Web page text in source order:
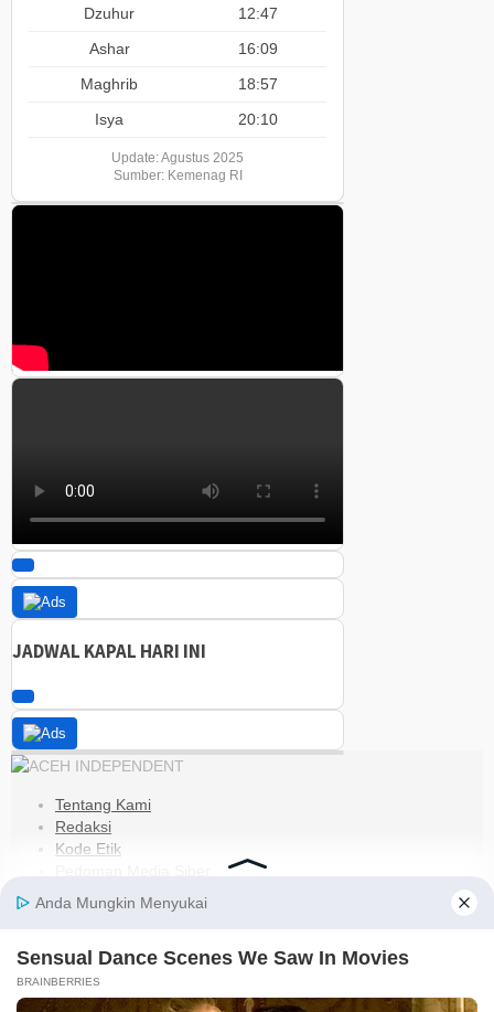
Dzuhur
12:47
Ashar
16:09
Maghrib
18:57
Isya
20:10
Update: Agustus 2025
Sumber: Kemenag RI
JADWAL KAPAL HARI INI
Tentang Kami
Redaksi
Kode Etik
Kebijakan Privasi
Jaringan Social
Facebook